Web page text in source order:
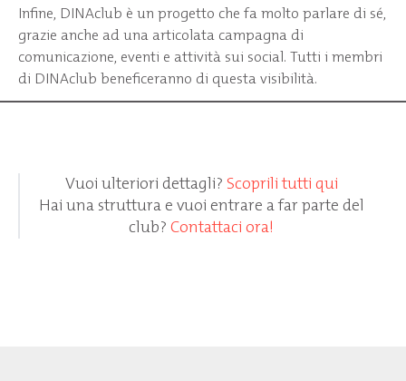
Infine, DINAclub è un progetto che fa molto parlare di sé,
grazie anche ad una articolata campagna di
comunicazione, eventi e attività sui social. Tutti i membri
di DINAclub beneficeranno di questa visibilità.
Vuoi ulteriori dettagli? Scoprili tutti qui
Hai una struttura e vuoi entrare a far parte del
club?Contattaci ora!